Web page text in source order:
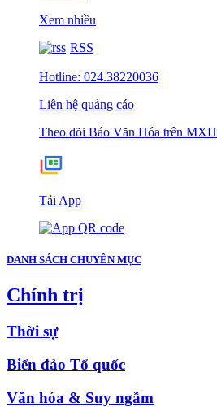
Xem nhiều
RSS
Hotline: 024.38220036
Liên hệ quảng cáo
Theo dõi Báo Văn Hóa trên MXH
Tải App
DANH SÁCH CHUYÊN MỤC
Chính trị
Thời sự
Biển đảo Tổ quốc
Văn hóa & Suy ngẫm